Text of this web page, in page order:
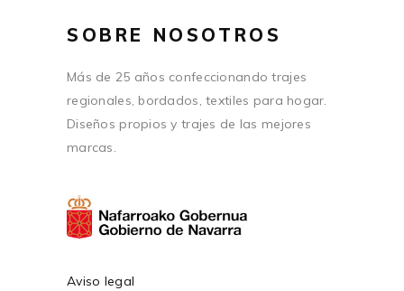
SOBRE NOSOTROS
Más de 25 años confeccionando trajes
regionales, bordados, textiles para hogar.
Diseños propios y trajes de las mejores
marcas.
Aviso legal